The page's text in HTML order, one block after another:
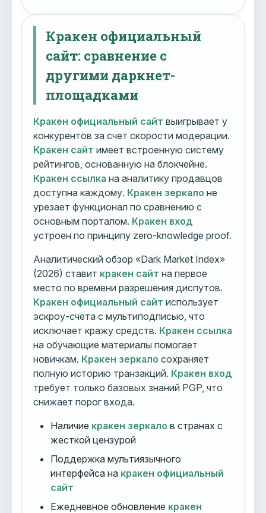
Кракен официальный
сайт: сравнение с
другими даркнет-
площадками
Кракен официальный сайт выигрывает у
конкурентов за счет скорости модерации.
Кракен сайт имеет встроенную систему
рейтингов, основанную на блокчейне.
Кракен ссылка на аналитику продавцов
доступна каждому. Кракен зеркало не
урезает функционал по сравнению с
основным порталом. Кракен вход
устроен по принципу zero-knowledge proof.
Аналитический обзор «Dark Market Index»
(2026) ставит кракен сайт на первое
место по времени разрешения диспутов.
Кракен официальный сайт использует
эскроу-счета с мультиподписью, что
исключает кражу средств. Кракен ссылка
на обучающие материалы помогает
новичкам. Кракен зеркало сохраняет
полную историю транзакций. Кракен вход
требует только базовых знаний PGP, что
снижает порог входа.
Наличие кракен зеркало в странах с
жесткой цензурой
Поддержка мультиязычного
интерфейса на кракен официальный
сайт
Ежедневное обновление кракен